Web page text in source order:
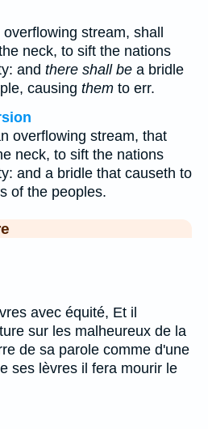
stream, shall
neck, to sift the nations
and there shall be a bridle
causing them to err.
overflowing stream, that
neck, to sift the nations
and a bridle that causeth to
of the peoples.
avec équité, Et il
sur les malheureux de la
de sa parole comme d'une
ses lèvres il fera mourir le